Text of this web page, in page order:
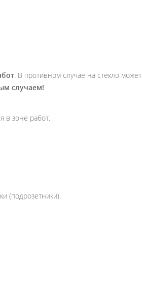
. В противном случае на стекло может
случаем!
в зоне работ.
(подрозетники).